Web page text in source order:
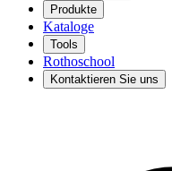
Produkte
Kataloge
Tools
Rothoschool
Kontaktieren Sie uns